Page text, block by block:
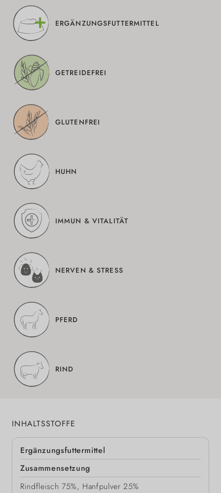
ERGÄNZUNGSFUTTERMITTEL
GETREIDEFREI
GLUTENFREI
HUHN
IMMUN & VITALITÄT
NERVEN & STRESS
PFERD
RIND
INHALTSSTOFFE
Ergänzungsfuttermittel
Zusammensetzung
Rindfleisch 75%, Hanfpulver 25%